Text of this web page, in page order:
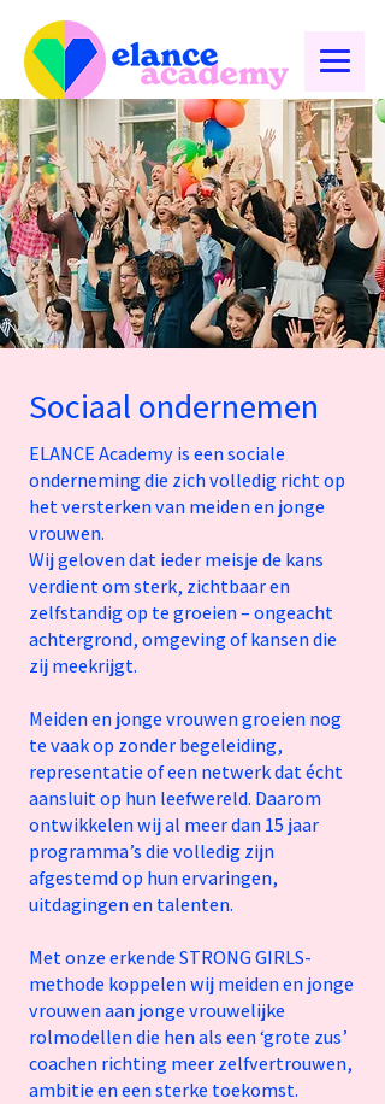
Sociaal ondernemen
ELANCE Academy is een sociale
onderneming die zich volledig richt op
het versterken van meiden en jonge
vrouwen.
Wij geloven dat ieder meisje de kans
verdient om sterk, zichtbaar en
zelfstandig op te groeien – ongeacht
achtergrond, omgeving of kansen die
zij meekrijgt.
Meiden en jonge vrouwen groeien nog
te vaak op zonder begeleiding,
representatie of een netwerk dat écht
aansluit op hun leefwereld. Daarom
ontwikkelen wij al meer dan 15 jaar
programma’s die volledig zijn
afgestemd op hun ervaringen,
uitdagingen en talenten.
Met onze erkende STRONG GIRLS-
methode koppelen wij meiden en jonge
vrouwen aan jonge vrouwelijke
rolmodellen die hen als een ‘grote zus’
coachen richting meer zelfvertrouwen,
ambitie en een sterke toekomst.